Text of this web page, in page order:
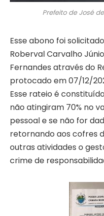
Prefeito de José
Esse abono foi
Roberval Carvalho
Fernandes através do
protocado em 07/12/
Esse rateio é
não atingiram 70% no
pessoal e se não for
retornando aos cofres
outras atividades o
crime de